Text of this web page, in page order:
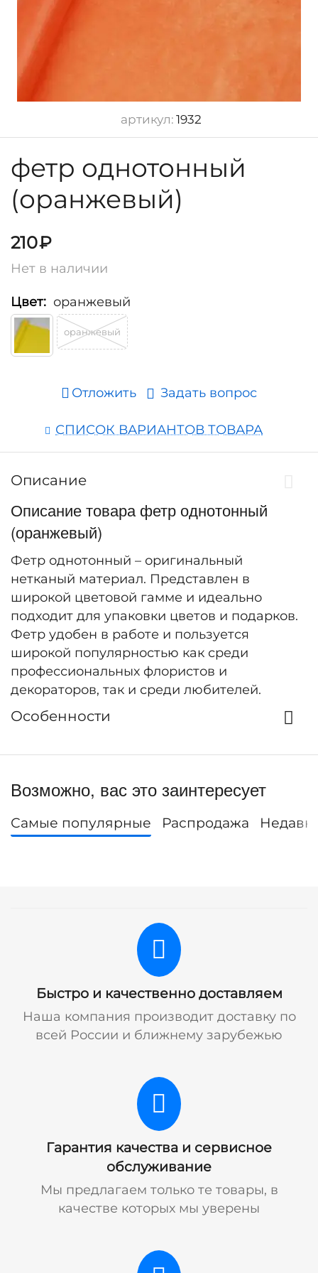
артикул: 1932
фетр однотонный
(оранжевый)
210₽
Нет в наличии
Цвет: оранжевый
оранжевый
Отложить Задать вопрос
СПИСОК ВАРИАНТОВ ТОВАРА
Описание
Описание товара фетр однотонный
(оранжевый)
Фетр однотонный – оригинальный
нетканый материал. Представлен в
широкой цветовой гамме и идеально
подходит для упаковки цветов и подарков.
Фетр удобен в работе и пользуется
широкой популярностью как среди
профессиональных флористов и
декораторов, так и среди любителей.
Особенности
Возможно, вас это заинтересует
Самые популярные Распродажа
Быстро и качественно доставляем
Наша компания производит доставку по
всей России и ближнему зарубежью
Гарантия качества и сервисное
обслуживание
Мы предлагаем только те товары, в
качестве которых мы уверены